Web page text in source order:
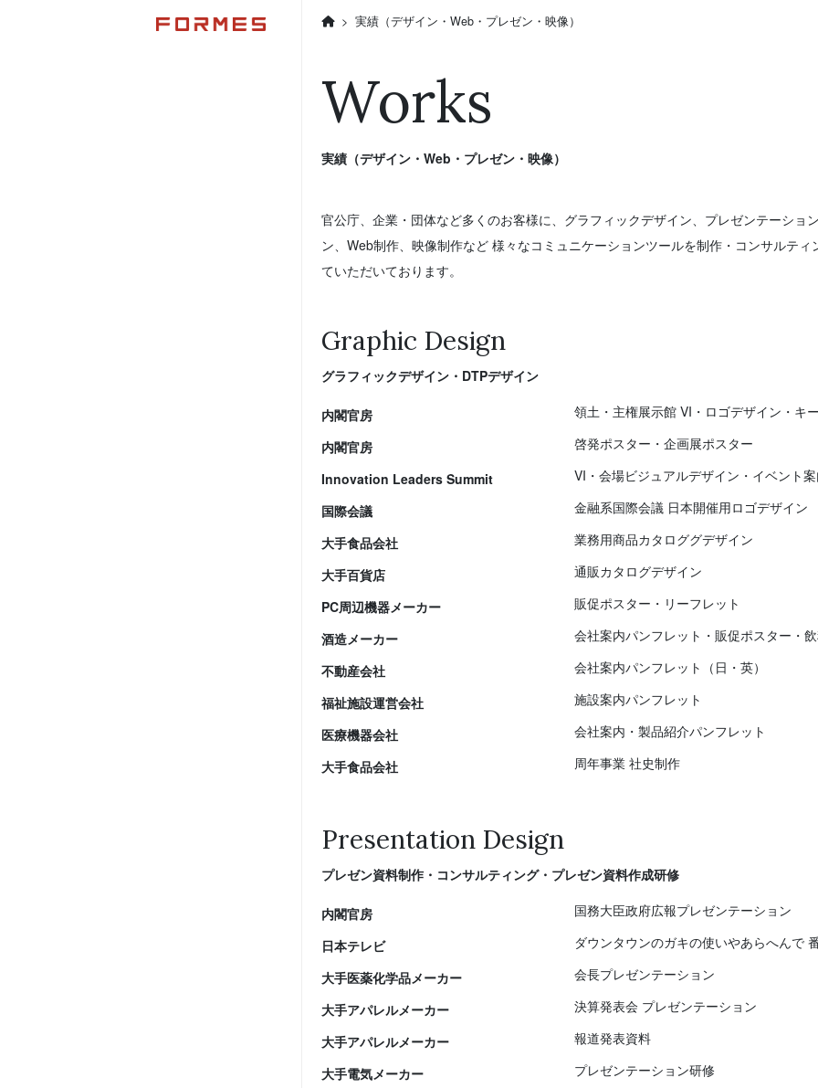
> 実績（デザイン・Web・プレゼン・映像）
Works
実績（デザイン・Web・プレゼン・映像）
官公庁、企業・団体など多くのお客様に、グラフィックデザイン、プレゼンテーショ
ン、Web制作、映像制作など 様々なコミュニケーションツールを制作・コンサルティ
ていただいております。
Graphic Design
グラフィックデザイン・DTPデザイン
内閣官房
領土・主権展示館 VI・ロゴデザイン・キ
内閣官房
啓発ポスター・企画展ポスター
Innovation Leaders Summit
VI・会場ビジュアルデザイン・イベント
国際会議
金融系国際会議 日本開催用ロゴデザイン
大手食品会社
業務用商品カタロググデザイン
大手百貨店
通販カタログデザイン
PC周辺機器メーカー
販促ポスター・リーフレット
酒造メーカー
会社案内パンフレット・販促ポスター・
不動産会社
会社案内パンフレット（日・英）
福祉施設運営会社
施設案内パンフレット
医療機器会社
会社案内・製品紹介パンフレット
大手食品会社
周年事業 社史制作
Presentation Design
プレゼン資料制作・コンサルティング・プレゼン資料作成研修
内閣官房
国務大臣政府広報プレゼンテーション
日本テレビ
ダウンタウンのガキの使いやあらへんで
大手医薬化学品メーカー
会長プレゼンテーション
大手アパレルメーカー
決算発表会 プレゼンテーション
大手アパレルメーカー
報道発表資料
大手電気メーカー
プレゼンテーション研修